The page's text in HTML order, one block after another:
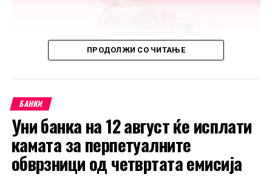
ПРОДОЛЖИ СО ЧИТАЊЕ
БАНКИ
Уни банка на 12 август ќе исплати
камата за перпетуалните
обврзници од четвртата емисија